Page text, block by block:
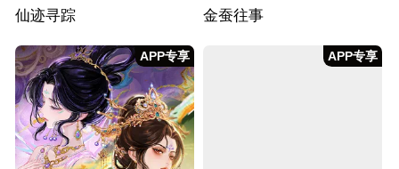
仙迹寻踪 金蚕往事
APP专享 APP专享